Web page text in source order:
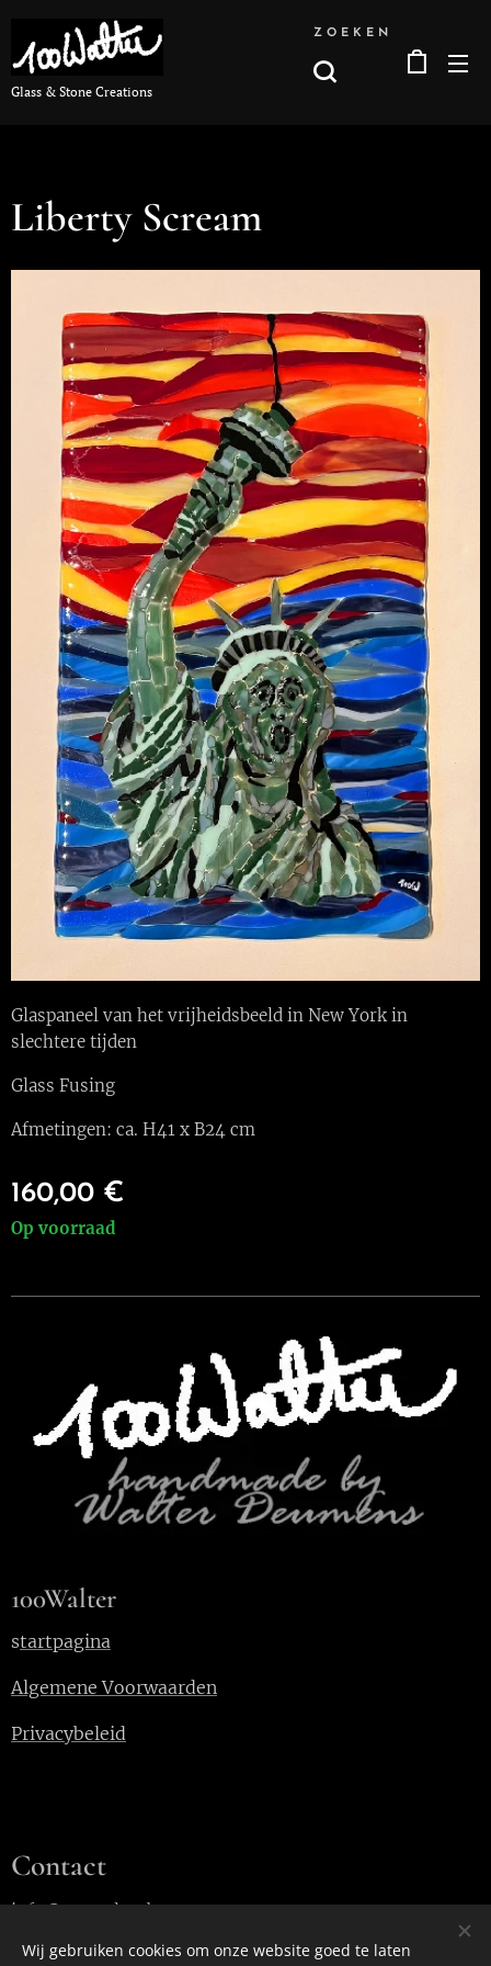
Glass & Stone Creations
ZOEKEN
Liberty Scream
Glaspaneel van het vrijheidsbeeld in New York in
slechtere tijden
Glass Fusing
Afmetingen: ca. H41 x B24 cm
160,00 €
Op voorraad
100Walter
startpagina
Algemene Voorwaarden
Privacybeleid
Contact
info@100walter.be
Wij gebruiken cookies om onze website goed te laten